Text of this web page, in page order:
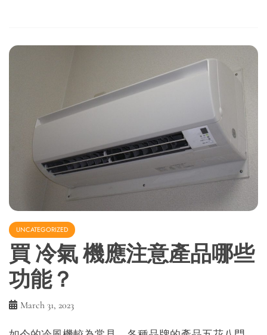
UNCATEGORIZED
買 冷氣 機應注意產品哪些
功能？
March 31, 2023